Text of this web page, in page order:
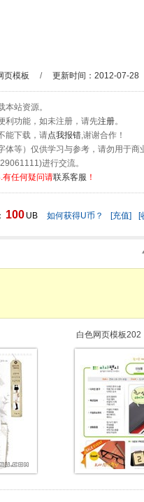
页模板 / 更新时间：2012-07-28
站资源。
利功能，如未注册，请先注册。
能下载，请点我报错,谢谢合作！
等）仅供学习与参考，请勿用于商
进行交流。
.有任何疑问请联系客服 ！
100 UB 如何获得U币？ [充值] [
白色网页模板202